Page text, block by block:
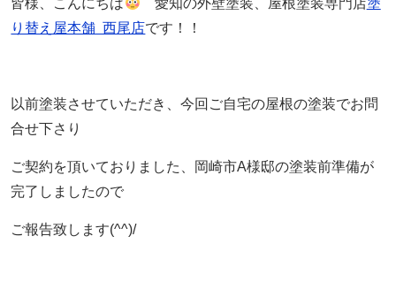
皆様、こんにちは 愛知の外壁塗装、屋根塗装専門店塗
り替え屋本舗 西尾店です！！
以前塗装させていただき、今回ご自宅の屋根の塗装でお問
合せ下さり
ご契約を頂いておりました、岡崎市A様邸の塗装前準備が
完了しましたので
ご報告致します(^^)/